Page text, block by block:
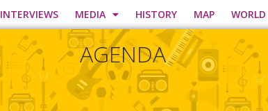
INTERVIEWS MEDIA HISTORY MAP WORLD
AGENDA